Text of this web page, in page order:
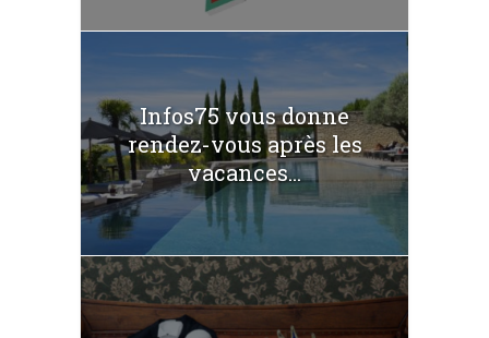
Infos75 vous donne
rendez-vous après les
vacances...